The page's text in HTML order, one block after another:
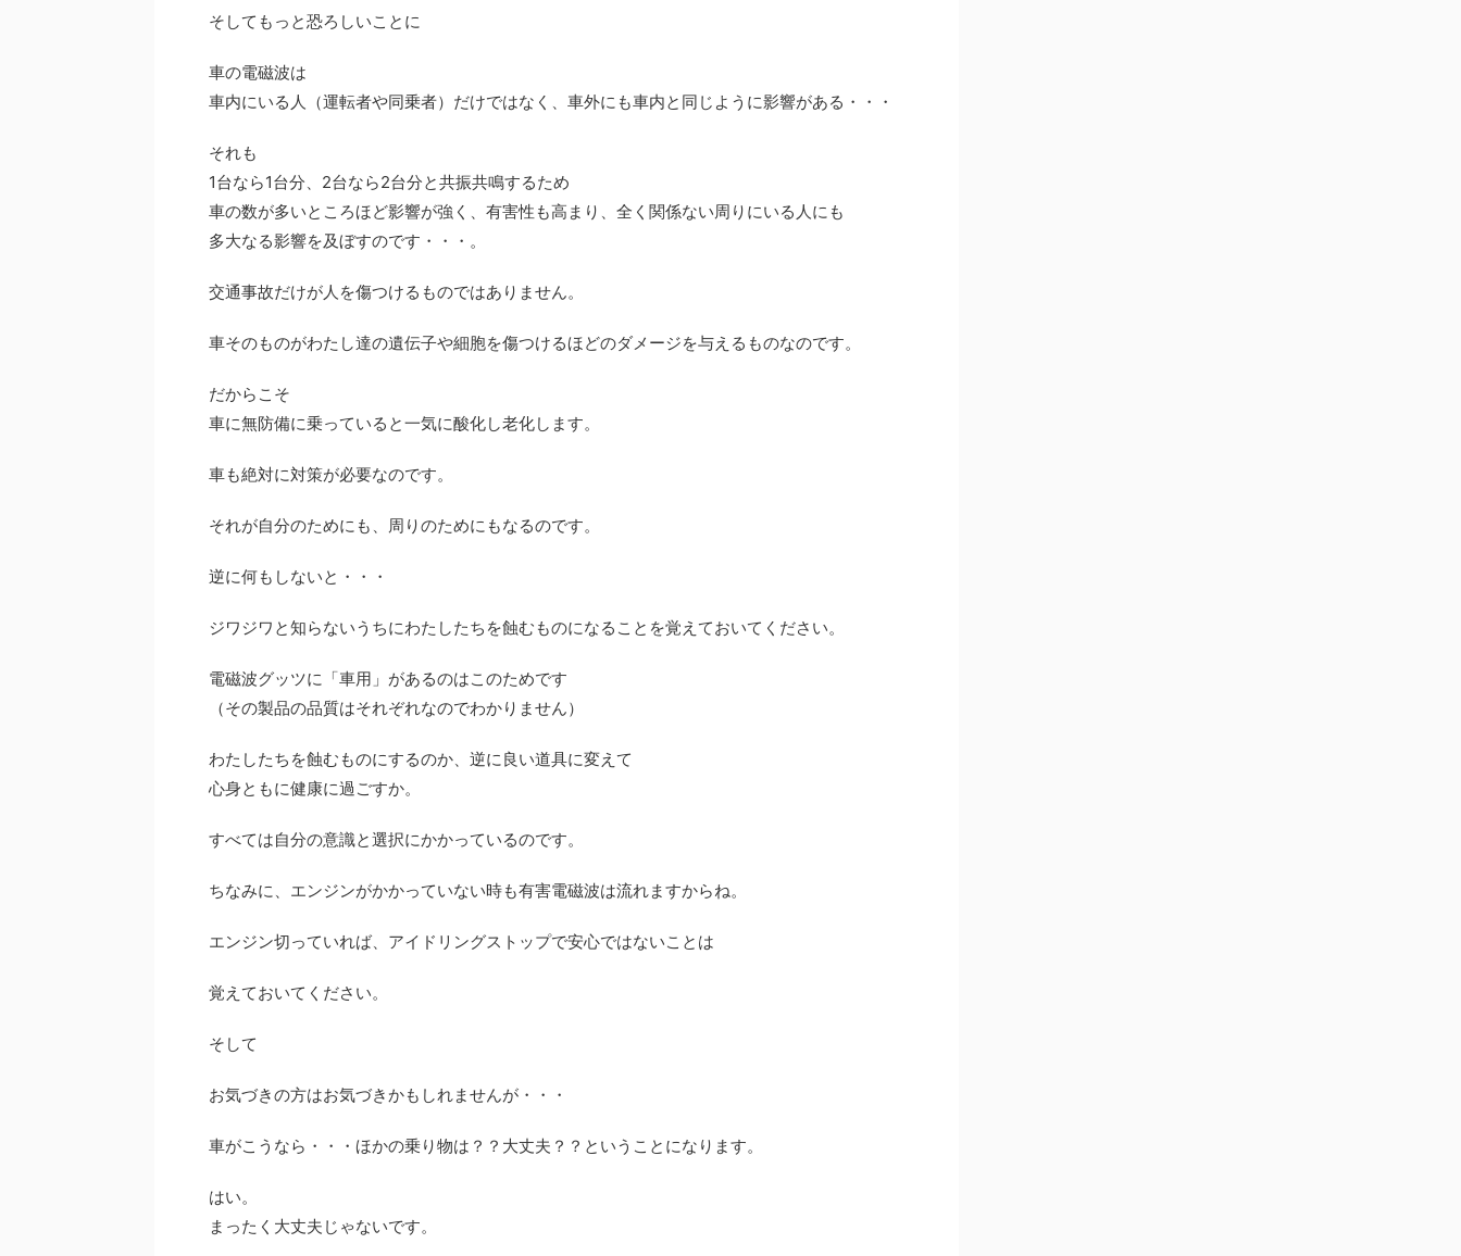
そしてもっと恐ろしいことに
車の電磁波は
車内にいる人（運転者や同乗者）だけではなく、車外にも車内と同じように影響がある・・・
それも
1台なら1台分、2台なら2台分と共振共鳴するため
車の数が多いところほど影響が強く、有害性も高まり、全く関係ない周りにいる人にも
多大なる影響を及ぼすのです・・・。
交通事故だけが人を傷つけるものではありません。
車そのものがわたし達の遺伝子や細胞を傷つけるほどのダメージを与えるものなのです。
だからこそ
車に無防備に乗っていると一気に酸化し老化します。
車も絶対に対策が必要なのです。
それが自分のためにも、周りのためにもなるのです。
逆に何もしないと・・・
ジワジワと知らないうちにわたしたちを蝕むものになることを覚えておいてください。
電磁波グッツに「車用」があるのはこのためです
（その製品の品質はそれぞれなのでわかりません）
わたしたちを蝕むものにするのか、逆に良い道具に変えて
心身ともに健康に過ごすか。
すべては自分の意識と選択にかかっているのです。
ちなみに、エンジンがかかっていない時も有害電磁波は流れますからね。
エンジン切っていれば、アイドリングストップで安心ではないことは
覚えておいてください。
そして
お気づきの方はお気づきかもしれませんが・・・
車がこうなら・・・ほかの乗り物は？？大丈夫？？ということになります。
はい。
まったく大丈夫じゃないです。